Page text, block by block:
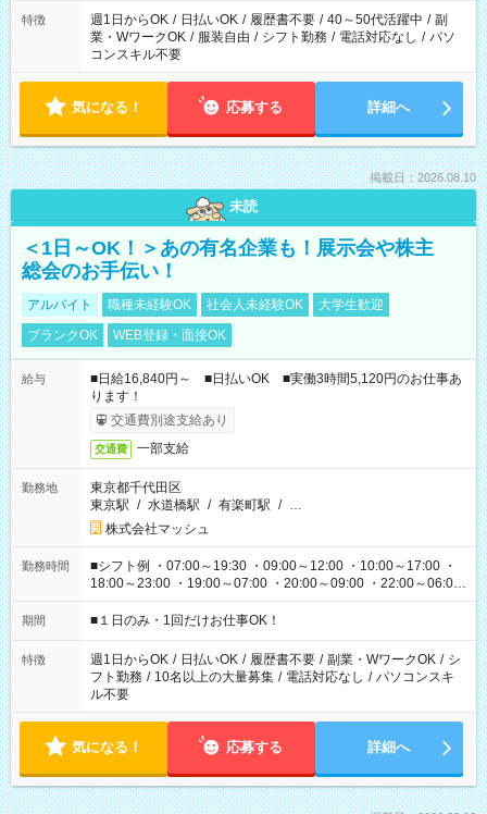
特徴 週1日からOK / 日払いOK / 履歴書不要 / 40～50代活躍中 / 副
業・WワークOK / 服装自由 / シフト勤務 / 電話対応なし / パソ
コンスキル不要
気になる！ 応募する 詳細へ
掲載日：2026.08.10
未読
＜1日～OK！＞あの有名企業も！展示会や株主
総会のお手伝い！
アルバイト 職種未経験OK 社会人未経験OK
大学生歓迎
ブランクOK
WEB登録・面接OK
給与
■日給16,840円～ ■日払いOK ■実働3時間5,120円のお仕事あ
ります！
交通費別途支給あり
交通費 一部支給
勤務地
東京都千代田区
東京駅 / 水道橋駅 / 有楽町駅 / …
株式会社マッシュ
勤務時間
■シフト例 ・07:00～19:30 ・09:00～12:00 ・10:00～17:00 ・
18:00～23:00 ・19:00～07:00 ・20:00～09:00 ・22:00～06:00
etc ★最短で3時間で5,120円のお仕事から 15時間で2万円近く稼
げるお仕事も！ ご希望のお時間に合わせてご紹介！ ※シフトは
ください！
期間 ■１日のみ・1回だけお仕事OK！
特徴 週1日からOK / 日払いOK / 履歴書不要 / 副業・WワークOK / シ
フト勤務 / 10名以上の大量募集 / 電話対応なし / パソコンスキ
ル不要
気になる！ 応募する 詳細へ